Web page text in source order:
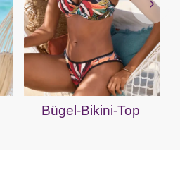
Bügel-Bikini-Top